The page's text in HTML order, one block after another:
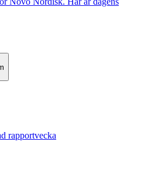
rapportvecka